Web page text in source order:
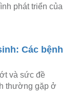
phát triển của
Các bệnh
và sức đề
thường gặp ở